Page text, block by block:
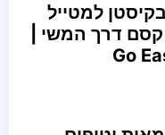
למטייל
דרך המשי |
Go